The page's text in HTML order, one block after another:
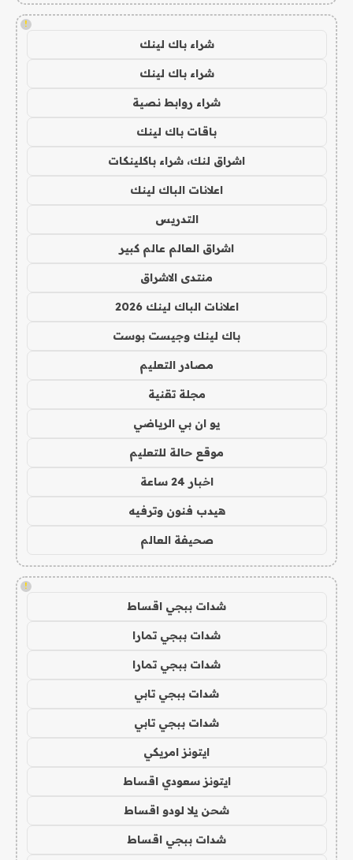
!
شراء باك لينك
شراء باك لينك
شراء روابط نصية
باقات باك لينك
اشراق لنك، شراء باكلينكات
اعلانات الباك لينك
التدريس
اشراق العالم عالم كبير
منتدى الاشراق
اعلانات الباك لينك 2026
باك لينك وجيست بوست
مصادر التعليم
مجلة تقنية
يو ان بي الرياضي
موقع حالة للتعليم
اخبار 24 ساعة
هيدب فنون وترفيه
صحيفة العالم
!
شدات ببجي اقساط
شدات ببجي تمارا
شدات ببجي تمارا
شدات ببجي تابي
شدات ببجي تابي
ايتونز امريكي
ايتونز سعودي اقساط
شحن يلا لودو اقساط
شدات ببجي اقساط